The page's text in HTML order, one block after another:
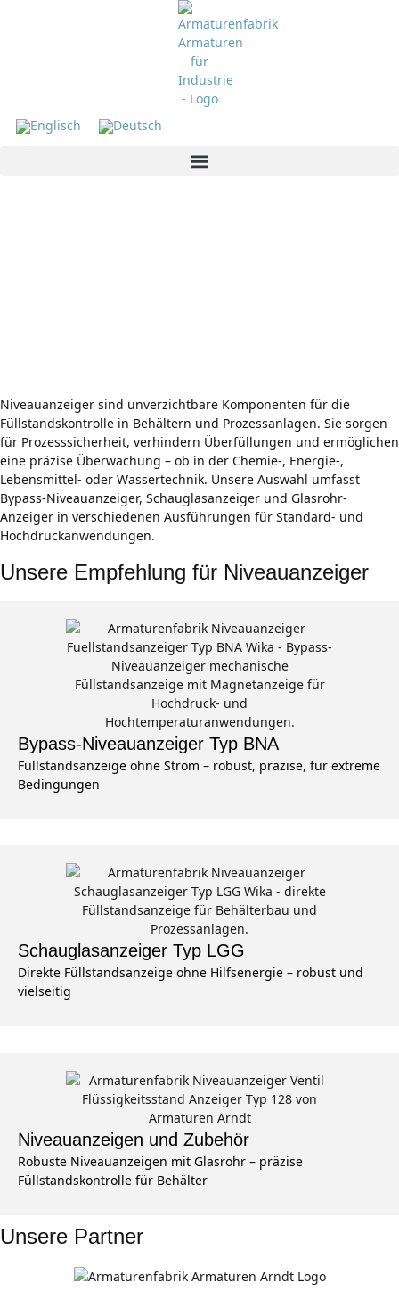
Niveauanzeiger sind unverzichtbare Komponenten für die
Füllstandskontrolle in Behältern und Prozessanlagen. Sie sorgen
für Prozesssicherheit, verhindern Überfüllungen und ermöglichen
eine präzise Überwachung – ob in der Chemie-, Energie-,
Lebensmittel- oder Wassertechnik. Unsere Auswahl umfasst
Bypass-Niveauanzeiger, Schauglasanzeiger und Glasrohr-
Anzeiger in verschiedenen Ausführungen für Standard- und
Hochdruckanwendungen.
Unsere Empfehlung für Niveauanzeiger
Bypass-Niveauanzeiger Typ BNA
Füllstandsanzeige ohne Strom – robust, präzise, für extreme
Bedingungen
Schauglasanzeiger Typ LGG
Direkte Füllstandsanzeige ohne Hilfsenergie – robust und
vielseitig
Niveauanzeigen und Zubehör
Robuste Niveauanzeigen mit Glasrohr – präzise
Füllstandskontrolle für Behälter
Unsere Partner